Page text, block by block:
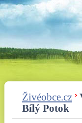
Živéobce.cz
Bílý Potok